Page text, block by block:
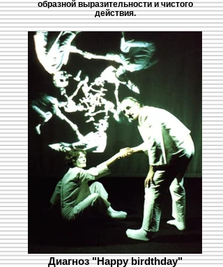
образной выразительности и чистого
действия.
Диагноз "Happy birdthday"